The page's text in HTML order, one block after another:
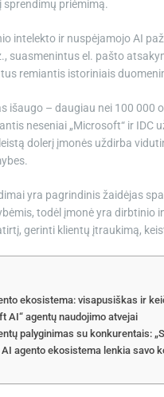
sprendimų priėmimą.
intelekto ir nuspėjamojo AI
suasmenintus el. pašto
remiantis istoriniais
išaugo – daugiau nei 100 000
neseniai „Microsoft“ ir IDC
dolerį įmonės uždirba
yra pagrindinis žaidėjas
todėl įmonė yra
gerinti klientų įtraukimą,
ekosistema: visapusiškas ir
AI“ agentų naudojimo atvejai
palyginimas su konkurentais:
AI agento ekosistema lenkia savo